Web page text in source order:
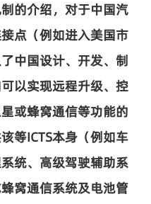
的介绍，对于中国汽
点（例如进入美国市
中国设计、开发、制
以实现远程升级、控
或蜂窝通信等功能的
等ICTS本身（例如车
统、高级驾驶辅助系
窝通信系统及电池管